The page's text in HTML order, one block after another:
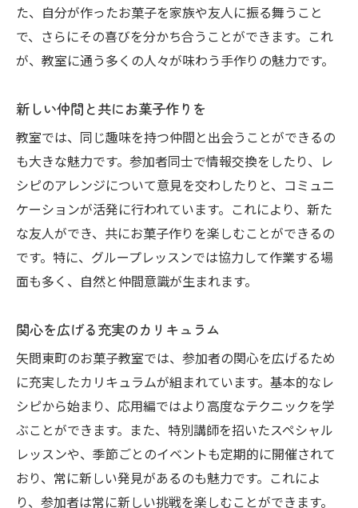
た、自分が作ったお菓子を家族や友人に振る舞うこと
で、さらにその喜びを分かち合うことができます。これ
が、教室に通う多くの人々が味わう手作りの魅力です。
新しい仲間と共にお菓子作りを
教室では、同じ趣味を持つ仲間と出会うことができるの
も大きな魅力です。参加者同士で情報交換をしたり、レ
シピのアレンジについて意見を交わしたりと、コミュニ
ケーションが活発に行われています。これにより、新た
な友人ができ、共にお菓子作りを楽しむことができるの
です。特に、グループレッスンでは協力して作業する場
面も多く、自然と仲間意識が生まれます。
関心を広げる充実のカリキュラム
矢問東町のお菓子教室では、参加者の関心を広げるため
に充実したカリキュラムが組まれています。基本的なレ
シピから始まり、応用編ではより高度なテクニックを学
ぶことができます。また、特別講師を招いたスペシャル
レッスンや、季節ごとのイベントも定期的に開催されて
おり、常に新しい発見があるのも魅力です。これによ
り、参加者は常に新しい挑戦を楽しむことができます。